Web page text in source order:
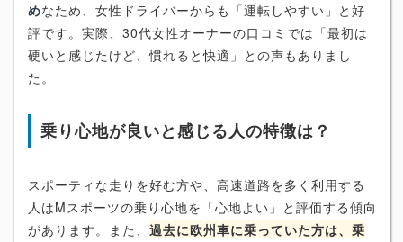
めなため、女性ドライバーからも「運転しやすい」と好
評です。実際、30代女性オーナーの口コミでは「最初は
硬いと感じたけど、慣れると快適」との声もありまし
た。
乗り心地が良いと感じる人の特徴は？
スポーティな走りを好む方や、高速道路を多く利用する
人はMスポーツの乗り心地を「心地よい」と評価する傾向
があります。また、 過去に欧州車に乗っていた方は、乗